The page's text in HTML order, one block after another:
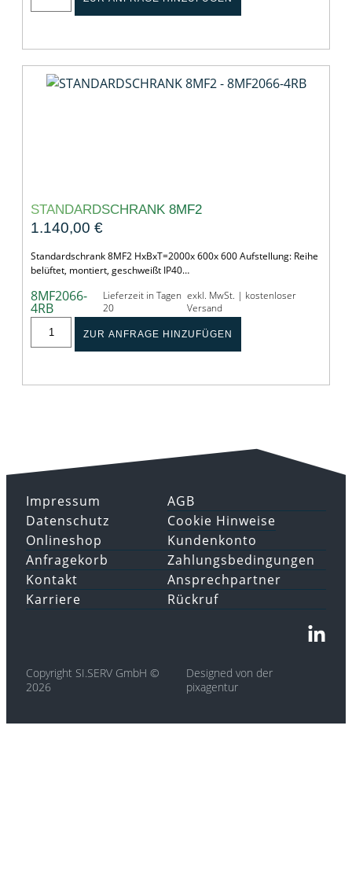
STANDARDSCHRANK 8MF2
1.140,00 €
Standardschrank 8MF2 HxBxT=2000x 600x 600 Aufstellung: Reihe
belüftet, montiert, geschweißt IP40…
8MF2066-
4RB
Lieferzeit in Tagen
20
exkl. MwSt. | kostenloser
Versand
ZUR ANFRAGE HINZUFÜGEN
Impressum
Datenschutz
AGB
Cookie Hinweise
Onlineshop
Anfragekorb
Kundenkonto
Zahlungsbedingungen
Kontakt
Karriere
Ansprechpartner
Rückruf
Copyright SI.SERV GmbH ©
2026
Designed von der
pixagentur